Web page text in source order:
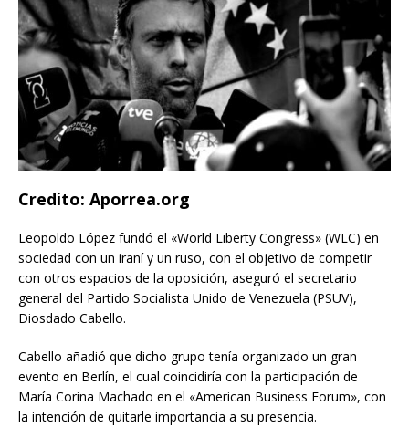
Credito: Aporrea.org
Leopoldo López fundó el «World Liberty Congress» (WLC) en
sociedad con un iraní y un ruso, con el objetivo de competir
con otros espacios de la oposición, aseguró el secretario
general del Partido Socialista Unido de Venezuela (PSUV),
Diosdado Cabello.
Cabello añadió que dicho grupo tenía organizado un gran
evento en Berlín, el cual coincidiría con la participación de
María Corina Machado en el «American Business Forum», con
la intención de quitarle importancia a su presencia.